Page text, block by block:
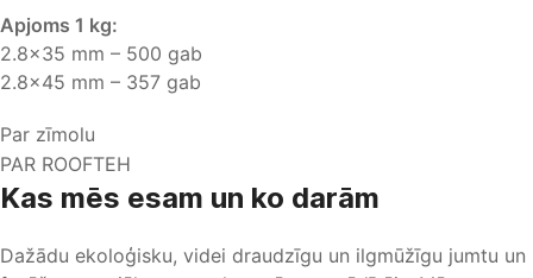
Apjoms 1 kg:
2.8×35 mm – 500 gab
2.8×45 mm – 357 gab
Par zīmolu
PAR ROOFTEH
Kas mēs esam un ko darām
Dažādu ekoloģisku, videi draudzīgu un ilgmūžīgu jumtu un